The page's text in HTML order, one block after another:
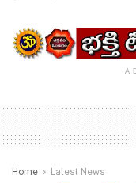
Home Latest News